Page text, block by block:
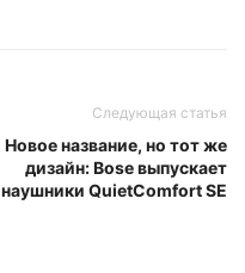
Следующая статья
Новое название, но тот же
дизайн: Bose выпускает
наушники QuietComfort SE